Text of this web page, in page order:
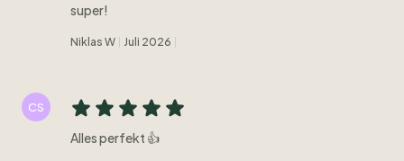
super!
Niklas W Juli 2026
CS
Alles perfekt 👍